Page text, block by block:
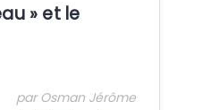
» et le
par Osman Jérôme